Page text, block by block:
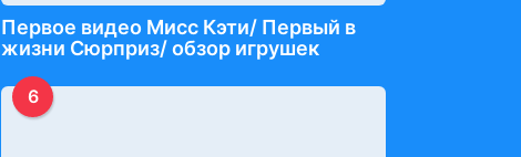
Первое видео Мисс Кэти/ Первый в
жизни Сюрприз/ обзор игрушек
6